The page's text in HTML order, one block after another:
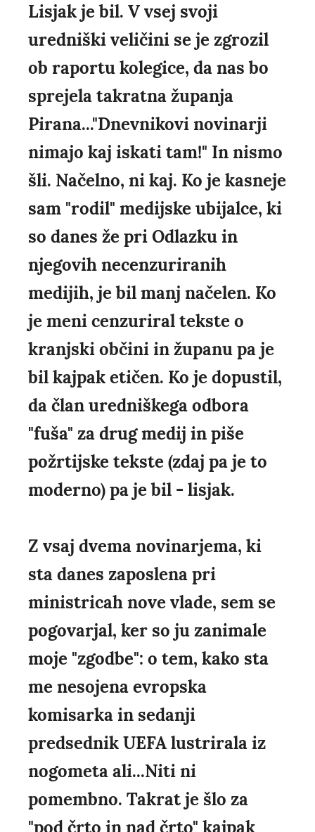
Lisjak je bil. V vsej svoji
uredniški veličini se je zgrozil
ob raportu kolegice, da nas bo
sprejela takratna županja
Pirana..."Dnevnikovi novinarji
nimajo kaj iskati tam!" In nismo
šli. Načelno, ni kaj. Ko je kasneje
sam "rodil" medijske ubijalce, ki
so danes že pri Odlazku in
njegovih necenzuriranih
medijih, je bil manj načelen. Ko
je meni cenzuriral tekste o
kranjski občini in županu pa je
bil kajpak etičen. Ko je dopustil,
da član uredniškega odbora
"fuša" za drug medij in piše
požrtijske tekste (zdaj pa je to
moderno) pa je bil - lisjak.
Z vsaj dvema novinarjema, ki
sta danes zaposlena pri
ministricah nove vlade, sem se
pogovarjal, ker so ju zanimale
moje "zgodbe": o tem, kako sta
me nesojena evropska
komisarka in sedanji
predsednik UEFA lustrirala iz
nogometa ali...Niti ni
pomembno. Takrat je šlo za
"pod črto in nad črto" kajpak